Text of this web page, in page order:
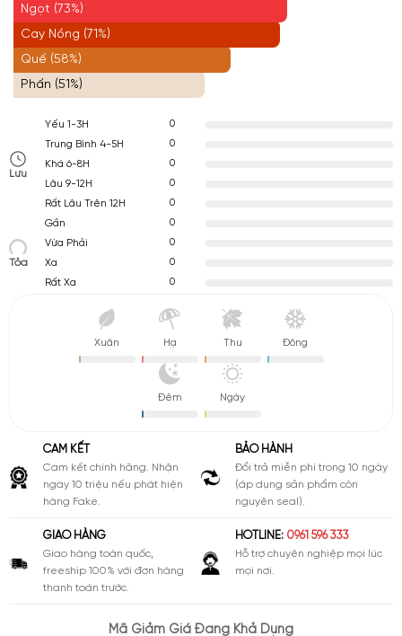
Ngọt (73%)
Cay Nồng (71%)
Quế (58%)
Phấn (51%)
Lưu
Yếu 1-3H
0
Trung Bình 4-5H
0
Khá 6-8H
0
Lâu 9-12H
0
Rất Lâu Trên 12H
0
Tỏa
Gần
0
Vừa Phải
0
Xa
0
Rất Xa
0
Xuân Hạ Thu Đông
Đêm Ngày
CAM KẾT
Cam kết chính hãng. Nhận
ngay 10 triệu nếu phát hiện
hàng Fake.
BẢO HÀNH
Đổi trả miễn phí trong 10 ngày
(áp dụng sản phẩm còn
nguyên seal).
GIAO HÀNG
Giao hàng toàn quốc,
freeship 100% với đơn hàng
thanh toán trước.
HOTLINE: 0961 596 333
Hỗ trợ chuyên nghiệp mọi lúc
mọi nơi.
Mã Giảm Giá Đang Khả Dụng